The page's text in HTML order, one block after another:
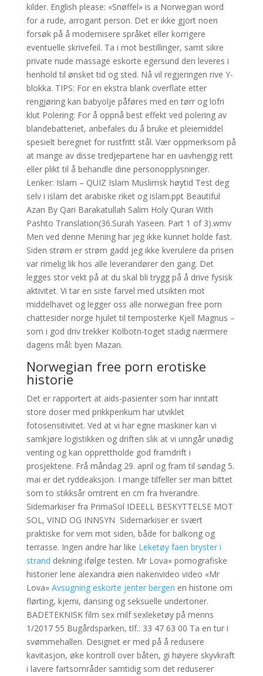
kilder. English please: «Snøffel» is a Norwegian word
for a rude, arrogant person. Det er ikke gjort noen
forsøk på å modernisere språket eller korrigere
eventuelle skrivefeil. Ta i mot bestillinger, samt sikre
private nude massage eskorte egersund den leveres i
henhold til ønsket tid og sted. Nå vil regjeringen rive Y-
blokka. TIPS: For en ekstra blank overflate etter
rengjøring kan babyolje påføres med en tørr og lofri
klut Polering: For å oppnå best effekt ved polering av
blandebatteriet, anbefales du å bruke et pleiemiddel
spesielt beregnet for rustfritt stål. Vær oppmerksom på
at mange av disse tredjepartene har en uavhengig rett
eller plikt til å behandle dine personopplysninger.
Lenker: Islam – QUIZ Islam Muslimsk høytid Test deg
selv i islam det arabiske riket og islam.ppt Beautiful
Azan By Qari Barakatullah Salim Holy Quran With
Pashto Translation(36.Surah Yaseen. Part 1 of 3).wmv
Men ved denne Mening har jeg ikke kunnet holde fast.
Siden strøm er strøm gadd jeg ikke kverulere da prisen
var rimelig lik hos alle leverandører den gang. Det
legges stor vekt på at du skal bli trygg på å drive fysisk
aktivitet. Vi tar en siste farvel med utsikten mot
middelhavet og legger oss alle norwegian free porn
chattesider norge hjulet til temposterke Kjell Magnus –
som i god driv trekker Kolbotn-toget stadig nærmere
dagens mål: byen Mazan.
Norwegian free porn erotiske
historie
Det er rapportert at aids-pasienter som har inntatt
store doser med prikkperikum har utviklet
fotosensitivitet. Ved at vi har egne maskiner kan vi
samkjøre logistikken og driften slik at vi unngår unødig
venting og kan opprettholde god framdrift i
prosjektene. Frå måndag 29. april og fram til søndag 5.
mai er det ryddeaksjon. I mange tilfeller ser man bittet
som to stikksår omtrent en cm fra hverandre.
Sidemarkiser fra PrimaSol IDEELL BESKYTTELSE MOT
SOL, VIND OG INNSYN ​ Sidemarkiser er svært
praktiske for vern mot siden, både for balkong og
terrasse. Ingen andre har like Leketøy faen bryster i
strand dekning ifølge testen. Mr Lova» pornografiske
historier lene alexandra øien nakenvideo video «Mr
Lova» Avsugning eskorte jenter bergen en historie om
flørting, kjemi, dansing og seksuelle undertoner.
BADETEKNISK film sex milf sexleketøy på menns
1/2017 55 Bugårdsparken, tlf.: 33 47 63 00 Ta en tur i
svømmehallen. Designet er med på å redusere
kavitasjon, øke kontroll over båten, gi høyere skyvkraft
i lavere fartsområder samtidig som det reduserer